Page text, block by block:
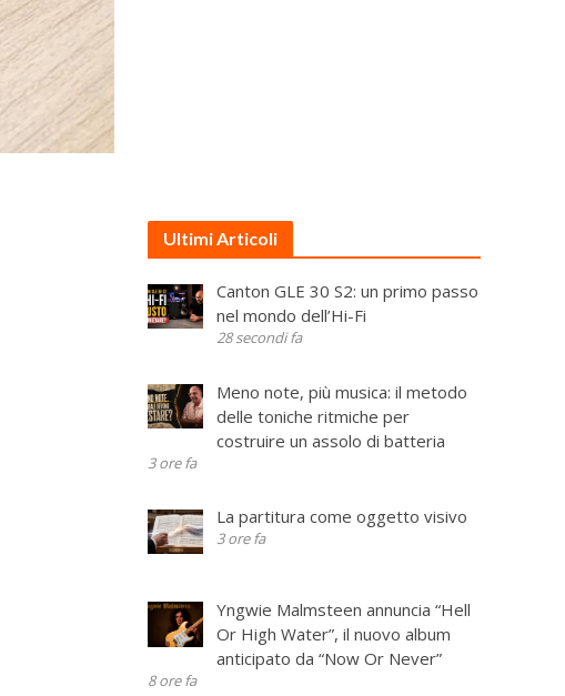
Ultimi Articoli
Canton GLE 30 S2: un primo passo
nel mondo dell’Hi-Fi
28 secondi fa
Meno note, più musica: il metodo
delle toniche ritmiche per
costruire un assolo di batteria
3 ore fa
La partitura come oggetto visivo
3 ore fa
Yngwie Malmsteen annuncia “Hell
Or High Water”, il nuovo album
anticipato da “Now Or Never”
8 ore fa